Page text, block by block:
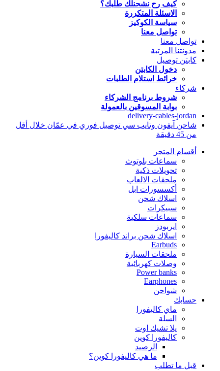
كيف رح نشحنلك طلبك؟
الاسئلة المتكررة
سياسة الكوكيز
تواصل معنا
تواصل معنا
مدونتنا المرتبة
كابتن توصيل
دخول الكابتن
خرائط استلام الطلبات
شركاء
شروط برنامج الشركاء
بوابة المسوقين بالعمولة
delivery-cables-jordan
شاحن آيفون وتايب سي توصيل فوري في عمّان خلال أقل
من 45 دقيقة
أقسام المتجر
سماعات بلوتوث
تحويلات ذكية
ملحقات الالعاب
أكسسورات ابل
اسلاك شحن
سبيكرات
سماعات سلكية
ايربودز
اسلاك شحن براند كاليفورا
Earbuds
ملحقات السيارة
وصلات كهربائية
Power banks
Earphones
شواحن
حسابك
ماي كاليفورا
السلة
يلا تشيك اوت
كاليفورا كوين
الرصيد
ما هي كاليفورا كوين؟
قبل ما تطلب